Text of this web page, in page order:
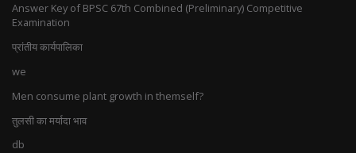
Answer Key of BPSC 67th Combined (Preliminary) Competitive
Examination
प्रांतीय कार्यपालिका
we
Men consume plant growth in themself?
तुलसी का मर्यादा भाव
db